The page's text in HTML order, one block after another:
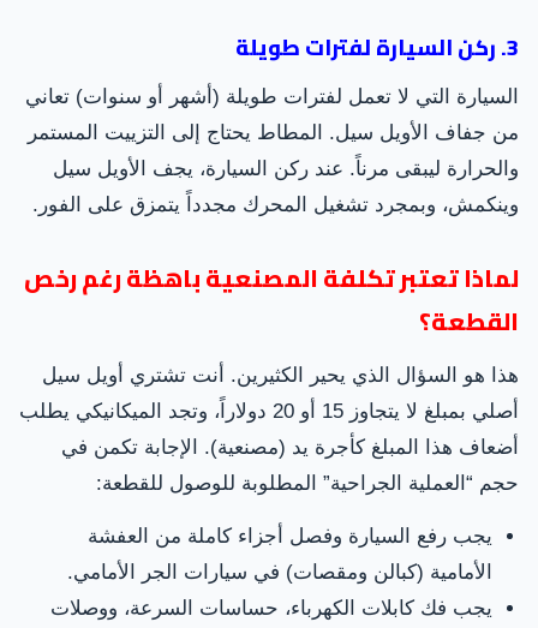
3. ركن السيارة لفترات طويلة
السيارة التي لا تعمل لفترات طويلة (أشهر أو سنوات) تعاني
من جفاف الأويل سيل. المطاط يحتاج إلى التزييت المستمر
والحرارة ليبقى مرناً. عند ركن السيارة، يجف الأويل سيل
وينكمش، وبمجرد تشغيل المحرك مجدداً يتمزق على الفور.
لماذا تعتبر تكلفة المصنعية باهظة رغم رخص
القطعة؟
هذا هو السؤال الذي يحير الكثيرين. أنت تشتري أويل سيل
أصلي بمبلغ لا يتجاوز 15 أو 20 دولاراً، وتجد الميكانيكي يطلب
أضعاف هذا المبلغ كأجرة يد (مصنعية). الإجابة تكمن في
حجم “العملية الجراحية” المطلوبة للوصول للقطعة:
يجب رفع السيارة وفصل أجزاء كاملة من العفشة
الأمامية (كبالن ومقصات) في سيارات الجر الأمامي.
يجب فك كابلات الكهرباء، حساسات السرعة، ووصلات